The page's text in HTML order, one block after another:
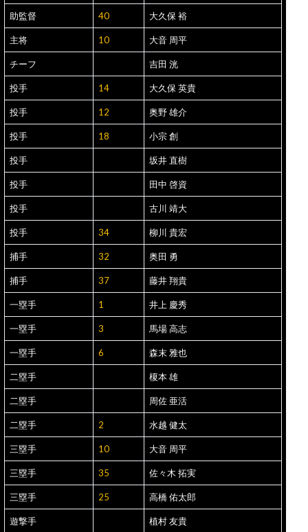
助監督 40 大久保 裕
主将 10 大音 周平
チーフ 吉田 洸
投手 14 大久保 英貴
投手 12 奥野 雄介
投手 18 小宗 創
投手 坂井 直樹
投手 田中 啓資
投手 古川 靖大
投手 34 柳川 貴宏
捕手 32 奥田 勇
捕手 37 藤井 翔貴
一塁手 1 井上 慶秀
一塁手 3 馬場 高志
一塁手 6 森末 雅也
二塁手 榎本 雄
二塁手 周佐 亜活
二塁手 2 水越 健太
三塁手 10 大音 周平
三塁手 35 佐々木 拓実
三塁手 25 高橋 佑太郎
遊撃手 植村 友貴